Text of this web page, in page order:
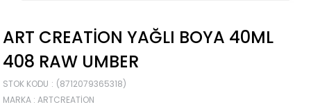
ART CREATION YAĞLI BOYA 40ML
408 RAW UMBER
STOK KODU
(8712079365318)
MARKA : ARTCREATION